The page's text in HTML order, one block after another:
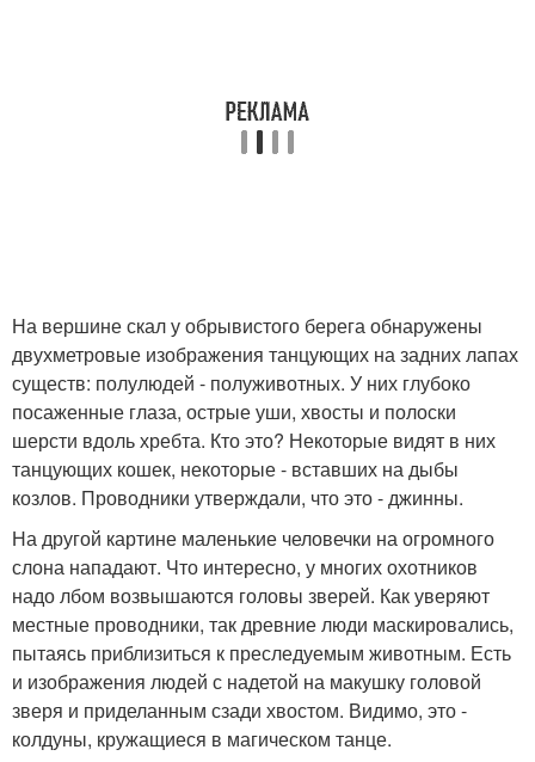
На вершине скал у обрывистого берега обнаружены
двухметровые изображения танцующих на задних лапах
существ: полулюдей - полуживотных. У них глубоко
посаженные глаза, острые уши, хвосты и полоски
шерсти вдоль хребта. Кто это? Некоторые видят в них
танцующих кошек, некоторые - вставших на дыбы
козлов. Проводники утверждали, что это - джинны.
На другой картине маленькие человечки на огромного
слона нападают. Что интересно, у многих охотников
надо лбом возвышаются головы зверей. Как уверяют
местные проводники, так древние люди маскировались,
пытаясь приблизиться к преследуемым животным. Есть
и изображения людей с надетой на макушку головой
зверя и приделанным сзади хвостом. Видимо, это -
колдуны, кружащиеся в магическом танце.